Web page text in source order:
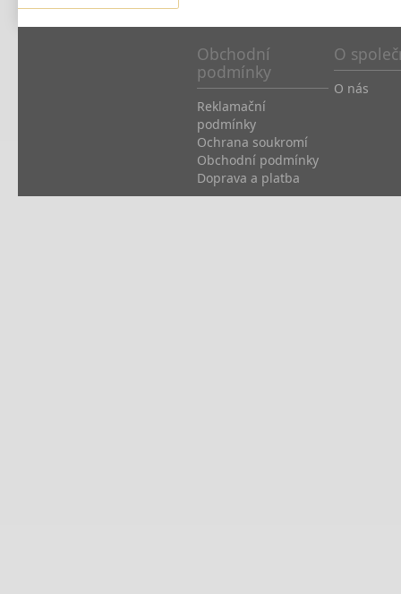
Obchodní
podmínky
Reklamační
podmínky
Ochrana soukromí
Obchodní podmínky
Doprava a platba
O
O nás